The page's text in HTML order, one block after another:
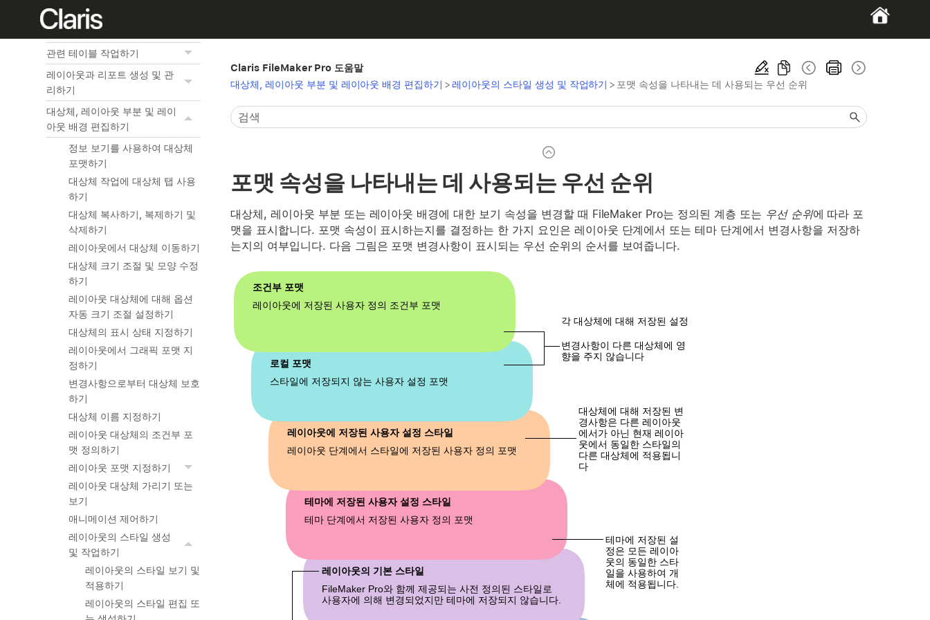
정보 미리보기 및 프린트하기
맞춤형 App 생성하기
관련 테이블 작업하기
레이아웃과 리포트 생성 및 관
리하기
대상체, 레이아웃 부분 및 레이
아웃 배경 편집하기
정보 보기를 사용하여 대상체
포맷하기
대상체 작업에 대상체 탭 사용
하기
대상체 복사하기, 복제하기 및
삭제하기
레이아웃에서 대상체 이동하기
대상체 크기 조절 및 모양 수정
하기
레이아웃 대상체에 대해 옵션
자동 크기 조절 설정하기
대상체의 표시 상태 지정하기
레이아웃에서 그래픽 포맷 지
정하기
변경사항으로부터 대상체 보호
하기
대상체 이름 지정하기
레이아웃 대상체의 조건부 포
맷 정의하기
레이아웃 포맷 지정하기
레이아웃 대상체 가리기 또는
보기
애니메이션 제어하기
레이아웃의 스타일 생성
및 작업하기
레이아웃의 스타일 보기 및
적용하기
레이아웃의 스타일 편집 또
Claris FileMaker Pro 도움말
대상체, 레이아웃 부분 및 레이아웃 배경 편집하기 >레이아웃의 스타일 생성 및 작업하기 > 포맷 속성을 나타내는 데 사용되는 우선 순위
포맷 속성을 나타내는 데 사용되는 우선 순위
대상체, 레이아웃 부분 또는 레이아웃 배경에 대한 보기 속성을 변경할 때 FileMaker Pro는 정의된 계층 또는 우선 순위에 따라 포
맷을 표시합니다. 포맷 속성이 표시하는지를 결정하는 한 가지 요인은 레이아웃 단계에서 또는 테마 단계에서 변경사항을 저장하
는지의 여부입니다. 다음 그림은 포맷 변경사항이 표시되는 우선 순위의 순서를 보여줍니다.